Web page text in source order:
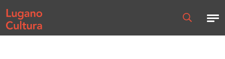
Home page